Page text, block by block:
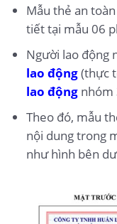
Mẫu thẻ an
tiết tại mẫu 06
Người lao động
lao động(thực
lao động nhóm
Theo đó, mẫu
nội dung trong
như hình bên